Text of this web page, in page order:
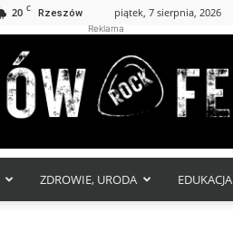
20 C Rzeszów piątek, 7 sierpnia, 2026
Reklama
ZDROWIE, URODA EDUKACJA